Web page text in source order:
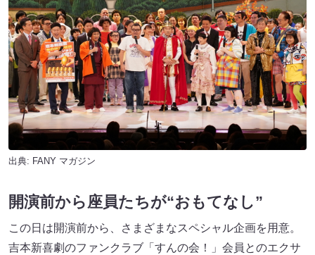
出典: FANY マガジン
開演前から座員たちが“おもてなし”
この日は開演前から、さまざまなスペシャル企画を用意。
吉本新喜劇のファンクラブ「すんの会！」会員とのエクサ